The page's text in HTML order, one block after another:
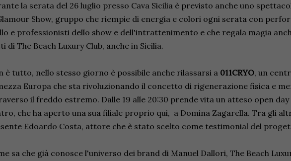
la serata del 26 luglio presso Cava Sicilia è previsto anche uno
Show, gruppo che riempie di energia e colori ogni serata con
e professionisti dello show e dell'intrattenimento e che regala magia
di The Beach Luxury Club, anche in Sicilia.
è tutto, nello stesso giorno è possibile anche rilassarsi a 011CRYO, un
Europa che sta rivoluzionando il concetto di rigenerazione fisica e
il freddo estremo. Dalle 19 alle 20:30 prende vita un atteso open day
che ha aperto una sua filiale proprio qui, a Domina Zagarella. Tra gli
Edoardo Costa, attore che è stato scelto come testimonial del
sa che già conosce l'universo dei brand di Manuel Dallori, The Beach